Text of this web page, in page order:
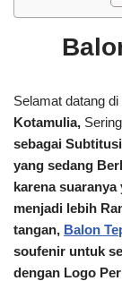
Selamat datang
Kotamulia,
sebagai Subtitusi
yang sedang
karena
menjadi lebih
tangan, Balon
soufenir untuk
dengan Logo